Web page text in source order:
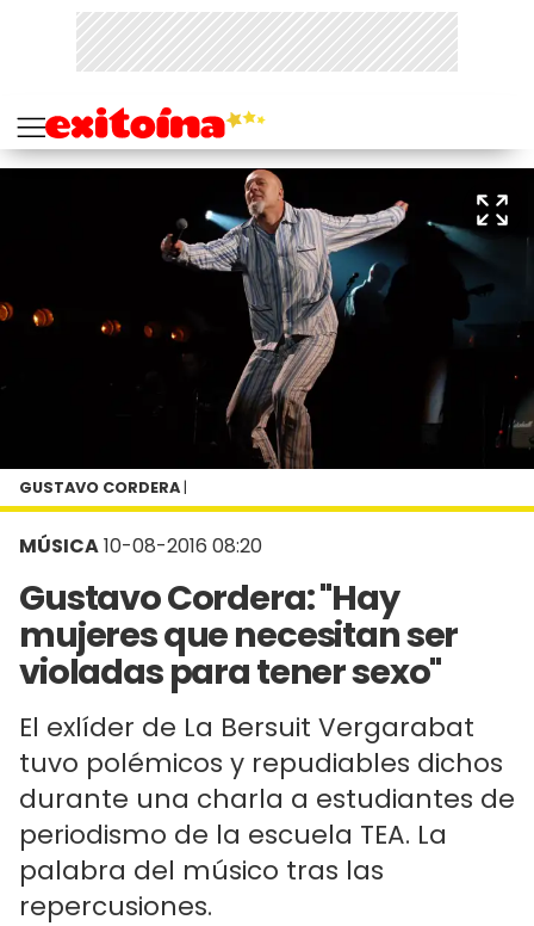
MÚSICA10-08-2016 08:20
Gustavo Cordera: "Hay
mujeres que necesitan ser
violadas para tener sexo"
El exlíder de La Bersuit Vergarabat
tuvo polémicos y repudiables dichos
durante una charla a estudiantes de
periodismo de la escuela TEA. La
palabra del músico tras las
repercusiones.
GUSTAVO CORDERA |